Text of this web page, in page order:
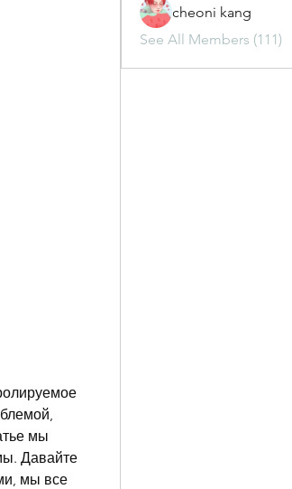
мы
Давайте
мы все
cheoni kang
See All Members (111)